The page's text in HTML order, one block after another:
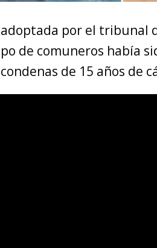
por el tribunal
de comuneros había
de 15 años de